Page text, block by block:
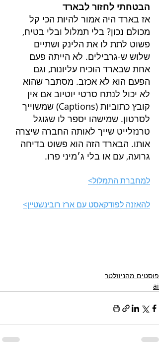
הבטחתי לחזור לבארד
אז בארד היה אמור להיות הכי קל
מכולם נכון? בלי תמלול ובלי בטיח,
פשוט לתת לו את הלינק ושתיים
שלוש ש-גרבילים. לא הייתה פעם
אחת שבארד הוכיח עליונות, וגם
הפעם הוא לא אכזב. מסתבר שהוא
לא יכול לנתח סרטי יוטיוב אם אין
קובץ כתוביות (Captions) שמשוייך
לסרטון. שמישהו יספר לו שגוגל
טרנזלייט שייך לאותה החברה שיצרה
אותו. הבארד הזה הוא פשוט בדיחה
גרועה, עם או בלי ג׳מיני פרו.
למחברת התמלול>
להאזנה לפודקאסט עם ארז רובינשטיין>
פוסטים מהניוזלטר
ai